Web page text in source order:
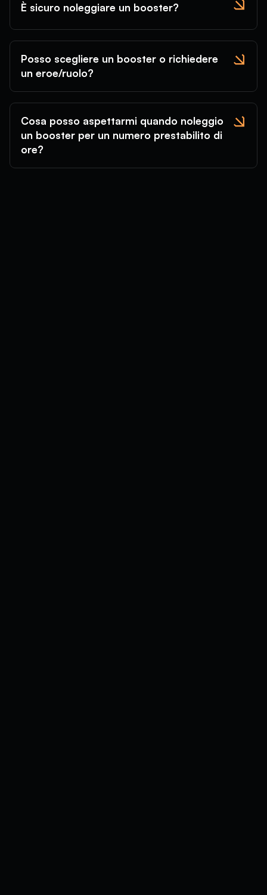
È sicuro noleggiare un booster?
Posso scegliere un booster o richiedere
un eroe/ruolo?
Cosa posso aspettarmi quando noleggio
un booster per un numero prestabilito di
ore?